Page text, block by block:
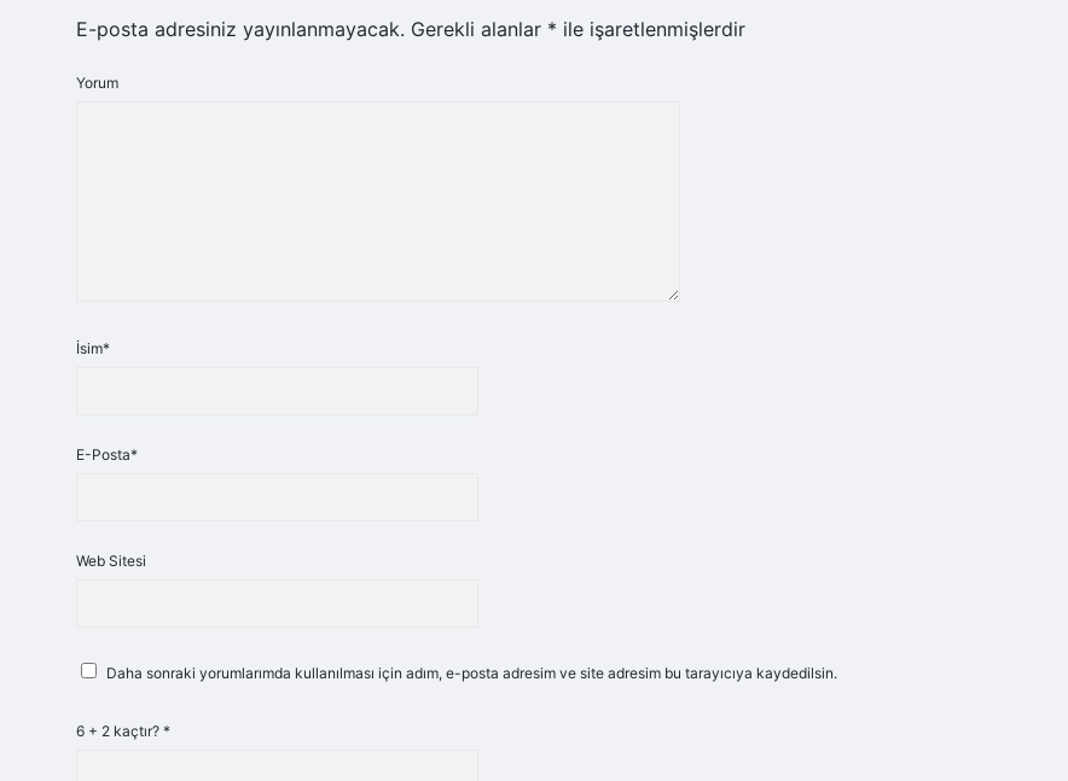
E-posta adresiniz yayınlanmayacak. Gerekli alanlar * ile işaretlenmişlerdir
Yorum
İsim*
E-Posta*
Web Sitesi
Daha sonraki yorumlarımda kullanılması için adım, e-posta adresim ve site adresim bu tarayıcıya kaydedilsin.
6 + 2 kaçtır? *